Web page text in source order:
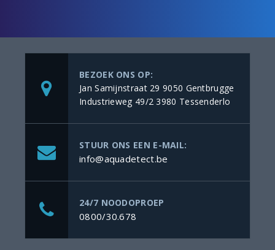
BEZOEK ONS OP:
Jan Samijnstraat 29 9050 Gentbrugge
Industrieweg 49/2 3980 Tessenderlo
STUUR ONS EEN E-MAIL:
info@aquadetect.be
24/7 NOODOPROEP
0800/30.678